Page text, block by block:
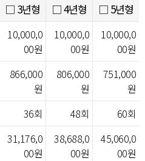
□ 3년형 □ 4년형 □ 5년형
10,000,0
00원
10,000,0
00원
10,000,0
00원
866,000
원
806,000
원
751,000
원
36회 48회 60회
31,176,0
00원
38,688,0
00원
45,060,0
00원